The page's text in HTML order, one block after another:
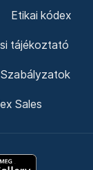
Etikai kódex
tájékoztató
Szabályzatok
Sales